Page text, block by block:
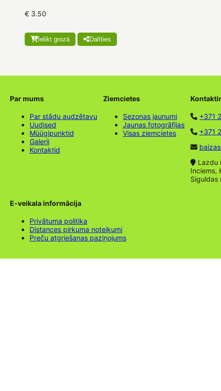
€ 3.50
Ielikt grozā Dalīties
Par mums
Par stādu audzētavu
Uudised
Müügipunktid
Galerii
Kontaktid
Ziemcietes
Sezonas jaunumi
Jaunas fotogrāfijas
Visas ziemcietes
+371
+371
Lazdu
Inciems,
Siguldas
E-veikala informācija
Privātuma politika
Distances pirkuma noteikumi
Preču atgriešanas paziņojums